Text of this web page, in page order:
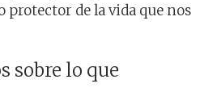
protector de la vida que nos
sobre lo que